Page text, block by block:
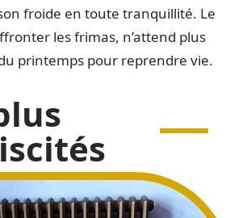
froide en toute tranquillité. Le
les frimas, n’attend plus
printemps pour reprendre vie.